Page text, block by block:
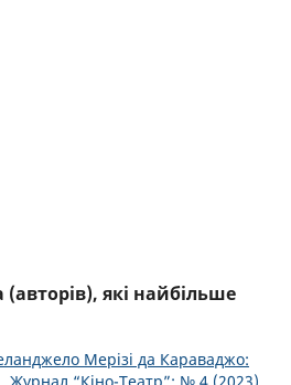
(авторів), які найбільше
Мерізі да Караваджо: